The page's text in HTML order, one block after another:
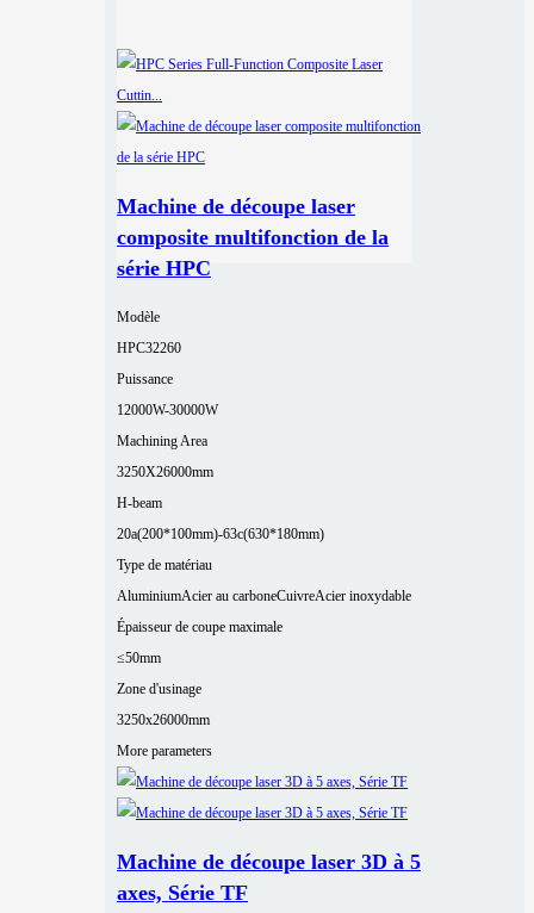
Machine de découpe laser
composite multifonction de la
série HPC
Modèle
HPC32260
Puissance
12000W-30000W
Machining Area
3250X26000mm
H-beam
20a(200*100mm)-63c(630*180mm)
Type de matériau
AluminiumAcier au carboneCuivreAcier inoxydable
Épaisseur de coupe maximale
≤50mm
Zone d'usinage
3250x26000mm
More parameters
Machine de découpe laser 3D à 5
axes, Série TF